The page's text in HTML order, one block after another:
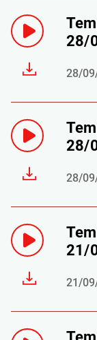
28/
28/
28/
28/
21/
21/